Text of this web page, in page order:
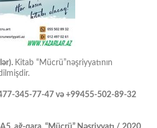
Kitab “Mücrü”nəşriyyatının
345-77-47 və +99455-502-89-32